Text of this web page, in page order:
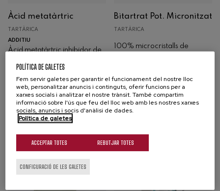
Àcid metatàrtric
TARTÀRICA
ADDITIU
Àcid metatàrtric inhibidor de
Comprar
Bitartrat Pot. Micronitzat
TARTÀRICA
100% microcristalls de
Comprar
POLÍTICA DE GALETES
Fem servir galetes per garantir el funcionament del nostre lloc
web, personalitzar anuncis i continguts, oferir funcions per a
xarxes socials i analitzar el nostre trànsit. També compartim
informació sobre l'ús que feu del lloc web amb les nostres xarxes
socials, anuncis i socis d'anàlisi de dades.
Política de galetes
REBUTJAR TOTES
ACCEPTAR TOTES
CONFIGURACIÓ DE LES GALETES